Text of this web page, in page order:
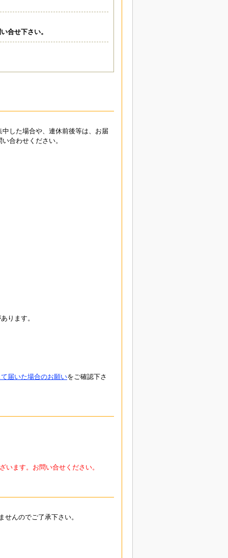
合せ下さい。
した場合や、連休前後等は、お届
合わせください。
ります。
届いた場合のお願いをご確認下さ
います。お問い合せください。
んのでご了承下さい。